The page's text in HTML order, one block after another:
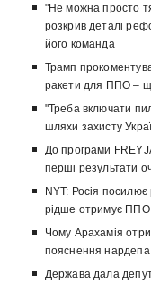
"Не можна просто
розкрив деталі
його команда
Трамп
ракети для ППО –
"Треба включати
шляхи захисту
До програми
перші результати
NYT: Росія посилює
рідше отримує ППО
Чому Арахамія
пояснення
Держава дала